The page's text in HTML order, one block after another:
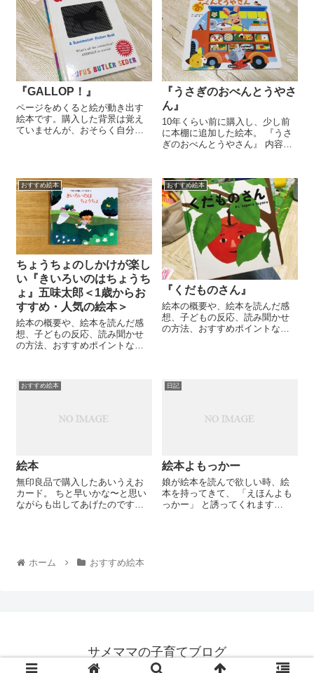
『GALLOP！』
ページをめくると絵が動き出す
絵本です。購入した背景は覚え
ていませんが、おそらく自分
（別の方向に熱い）大...
『うさぎのおべんとうやさ
ん』
10年くらい前に購入し、少し前
に本棚に追加した絵本。 『うさ
ぎのおべんとうやさん』 内容
そして、ぴょんたさん家族がぴ
ょんたさん用にお弁当を作って
持ってきてくれる、...
おすすめ絵本
ちょうちょのしかけが楽し
い『きいろいのはちょうち
ょ』五味太郎＜1歳からお
すすめ・人気の絵本＞
絵本の概要や、絵本を読んだ感
想、子どもの反応、読み聞かせ
の方法、おすすめポイントな
アルを交えて考察。年齢別や特
おすすめ絵本
『くだものさん』
絵本の概要や、絵本を読んだ感
想、子どもの反応、読み聞かせ
の方法、おすすめポイントな
徴、選び方、知育・教育の観点
おすすめ絵本
絵本
無印良品で購入したあいうえお
カード。 ちと早いかな〜と思い
ながらも出してあげたのです
ちご」「」と絵が指すもの...
日記
絵本よもっかー
娘が絵本を読んで欲しい時、絵
本を持ってきて、 「えほんよも
っかー」 と誘ってくれます
ホーム おすすめ絵本
サメママの子育てブログ